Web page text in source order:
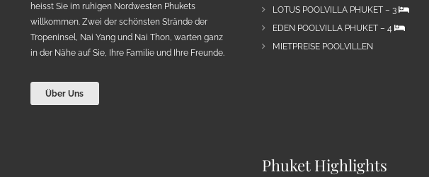
heisst Sie im ruhigen Nordwesten Phukets
willkommen. Zwei der schönsten Strände der
Tropeninsel, Nai Yang und Nai Thon, warten ganz
in der Nähe auf Sie, Ihre Familie und Ihre Freunde.
Über Uns
LOTUS POOLVILLA PHUKET – 3
EDEN POOLVILLA PHUKET – 4
MIETPREISE POOLVILLEN
Phuket Highlights